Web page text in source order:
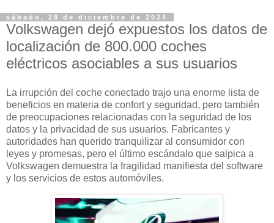
sábado, 28 de diciembre de 2024
Volkswagen dejó expuestos los datos de
localización de 800.000 coches
eléctricos asociables a sus usuarios
La irrupción del coche conectado trajo una enorme lista de
beneficios en materia de confort y seguridad, pero también
de preocupaciones relacionadas con la seguridad de los
datos y la privacidad de sus usuarios. Fabricantes y
autoridades han querido tranquilizar al consumidor con
leyes y promesas, pero el último escándalo que salpica a
Volkswagen demuestra la fragilidad manifiesta del software
y los servicios de estos automóviles.